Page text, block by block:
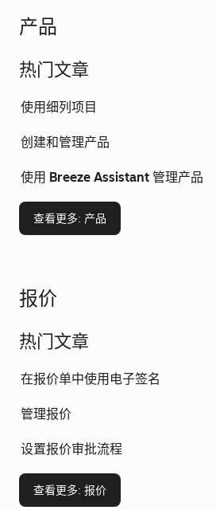
产品
热门文章
使用细列项目
创建和管理产品
使用 Breeze Assistant 管理产品
查看更多: 产品
报价
热门文章
在报价单中使用电子签名
管理报价
设置报价审批流程
查看更多: 报价